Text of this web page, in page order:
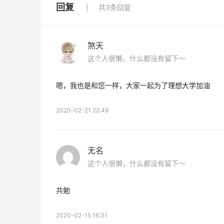
回复 共3条回复
煞天
这个人很懒，什么都没有留下～
嗯，我也是和您一样，大家一起为了理想大学加油
2020-02-21 22:49
无名
这个人很懒，什么都没有留下～
共勉
2020-02-15 16:31